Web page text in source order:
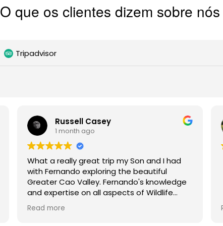
O que os clientes dizem sobre nós
Tripadvisor
Russell Casey
1 month ago
What a really great trip my Son and I had
with Fernando exploring the beautiful
Greater Cao Valley. Fernando's knowledge
and expertise on all aspects of Wildlife
were second to none. His enthusiasm is
infectious and he made the trip a joy for
Read more